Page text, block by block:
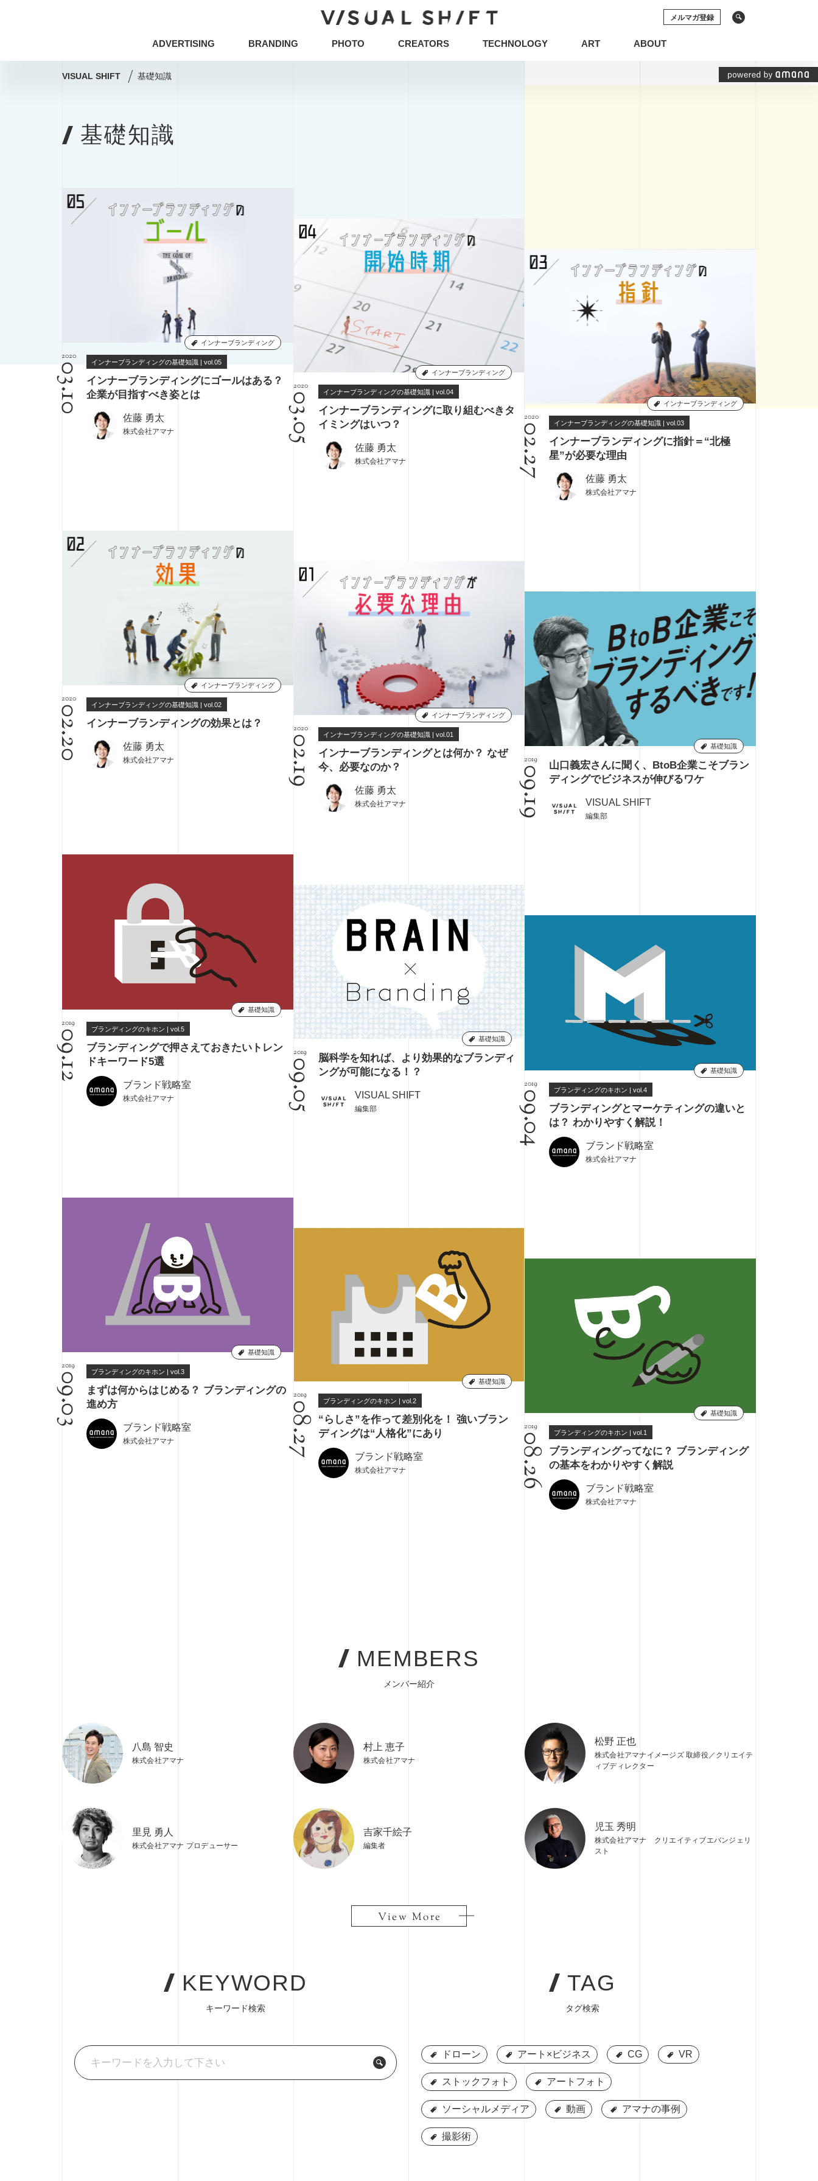
メルマガ登録
ADVERTISING BRANDING PHOTO CREATORS TECHNOLOGY ART ABOUT
ドローン
撮影術
View All Tag
View All Tag
アマナの事例
編集・ライティング 用語集
レタッチ 企業のブランディング事例 アイデアのタネ
COVID-19 DX CX コンテンツマーケティング
VISUAL SHIFT 基礎知識
基礎知識
インナーブランディング
2020
03.10 インナーブランディングの基礎知識 | vol.05
インナーブランディングにゴールはある？
企業が目指すべき姿とは
佐藤 勇太
株式会社アマナ
インナーブランディング
2020
03.05 インナーブランディングの基礎知識 | vol.04
インナーブランディングに取り組むべきタ
イミングはいつ？
佐藤 勇太
株式会社アマナ
インナーブランディング
2020
02.27 インナーブランディングの基礎知識 | vol.03
インナーブランディングに指針＝“北極
星”が必要な理由
佐藤 勇太
株式会社アマナ
インナーブランディング
2020
02.20 インナーブランディングの基礎知識 | vol.02
インナーブランディングの効果とは？
佐藤 勇太
株式会社アマナ
インナーブランディング
2020
02.19 インナーブランディングの基礎知識 | vol.01
インナーブランディングとは何か？ なぜ
今、必要なのか？
佐藤 勇太
株式会社アマナ
基礎知識
2019
09.19
山口義宏さんに聞く、BtoB企業こそブラン
ディングでビジネスが伸びるワケ
VISUAL SHIFT
編集部
基礎知識
2019
09.12 ブランディングのキホン | vol.5
ブランディングで押さえておきたいトレン
ドキーワード5選
ブランド戦略室
株式会社アマナ
基礎知識
2019
09.05
脳科学を知れば、より効果的なブランディ
ングが可能になる！？
VISUAL SHIFT
編集部
基礎知識
2019
09.04 ブランディングのキホン | vol.4
ブランディングとマーケティングの違いと
は？ わかりやすく解説！
ブランド戦略室
株式会社アマナ
基礎知識
2019
09.03 ブランディングのキホン | vol.3
まずは何からはじめる？ ブランディングの
進め方
ブランド戦略室
株式会社アマナ
基礎知識
2019
08.27 ブランディングのキホン | vol.2
“らしさ”を作って差別化を！ 強いブラン
ディングは“人格化”にあり
ブランド戦略室
株式会社アマナ
基礎知識
2019
08.26 ブランディングのキホン | vol.1
ブランディングってなに？ ブランディング
の基本をわかりやすく解説
ブランド戦略室
株式会社アマナ
MEMBERS
メンバー紹介
八島 智史
株式会社アマナ
村上 恵子
株式会社アマナ
松野 正也
株式会社アマナイメージズ 取締役／クリエイテ
ィブディレクター
里見 勇人
株式会社アマナ プロデューサー
吉家千絵子
編集者
児玉 秀明
株式会社アマナ クリエイティブエバンジェリ
スト
View More
View More
KEYWORD
キーワード検索
TAG
タグ検索
ドローン
ドローン アート×ビジネス
アート×ビジネス CG
CG VR
VR
ストックフォト
ストックフォト アートフォト
アートフォト
ソーシャルメディア
ソーシャルメディア 動画
動画 アマナの事例
アマナの事例
撮影術
撮影術